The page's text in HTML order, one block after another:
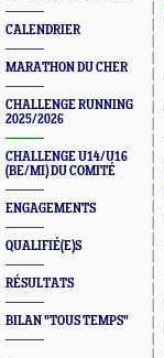
CALENDRIER
MARATHON DU CHER
CHALLENGE RUNNING
2025/2026
CHALLENGE U14/U16
(BE/MI) DU COMITÉ
ENGAGEMENTS
QUALIFIÉ(E)S
RÉSULTATS
BILAN "TOUS TEMPS"